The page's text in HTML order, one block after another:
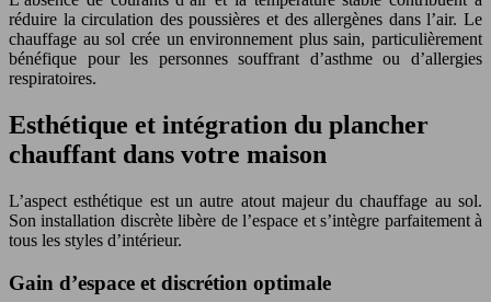
réduire la circulation des poussières et des allergènes dans l’air. Le
chauffage au sol crée un environnement plus sain, particulièrement
bénéfique pour les personnes souffrant d’asthme ou d’allergies
respiratoires.
Esthétique et intégration du plancher
chauffant dans votre maison
L’aspect esthétique est un autre atout majeur du chauffage au sol.
Son installation discrète libère de l’espace et s’intègre parfaitement à
tous les styles d’intérieur.
Gain d’espace et discrétion optimale